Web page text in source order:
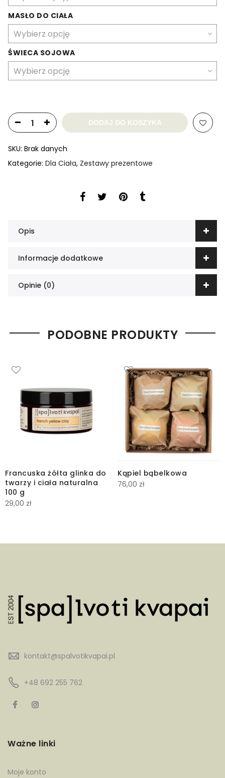
MASŁO DO CIAŁA
ŚWIECA SOJOWA
DODAJ DO KOSZYKA
SKU: Brak danych
Kategorie: Dla Ciała, Zestawy prezentowe
Opis
Informacje dodatkowe
Opinie (0)
PODOBNE PRODUKTY
Francuska żółta glinka do
twarzy i ciała naturalna
100 g
29,00 zł
Kąpiel bąbelkowa
76,00 zł
kontakt@spalvotikvapai.pl
+48 692 255 762
Ważne linki
Moje konto